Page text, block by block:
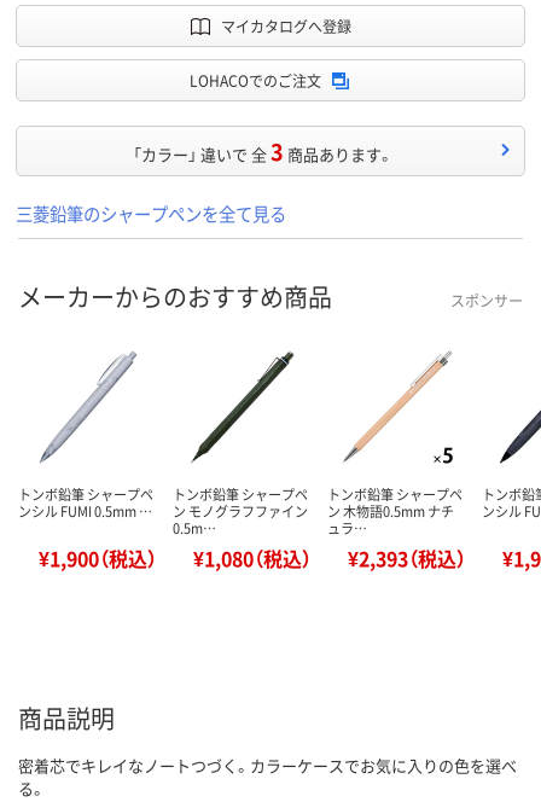
マイカタログへ登録
LOHACOでのご注文
「カラー」 違いで 全3 商品あります。
三菱鉛筆のシャープペンを全て見る
メーカーからのおすすめ商品 スポンサー
トンボ鉛筆 シャープペ
ンシル FUMI 0.5mm …
¥1,900（税込）
トンボ鉛筆 シャープペ
ン モノグラフファイン
0.5m…
¥1,080（税込）
トンボ鉛筆 シャープペ
ン 木物語0.5mm ナチ
ュラ…
¥2,393（税込）
トンボ鉛
ンシル
商品説明
密着芯でキレイなノートつづく。カラーケースでお気に入りの色を選べ
る。